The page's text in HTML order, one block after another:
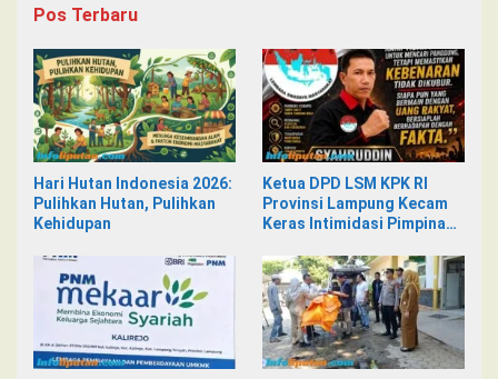
Pos Terbaru
Hari Hutan Indonesia 2026:
Pulihkan Hutan, Pulihkan
Kehidupan
Ketua DPD LSM KPK RI
Provinsi Lampung Kecam
Keras Intimidasi Pimpinan
Kalirejo terhadap Nad